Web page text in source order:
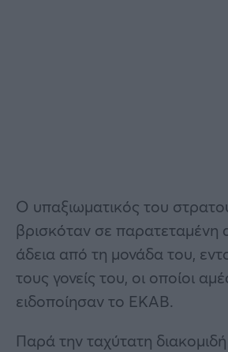
Ο υπαξιωματικός του
βρισκόταν σε παρατεταμένη
άδεια από τη μονάδα του,
τους γονείς του, οι οποίοι
ειδοποίησαν το ΕΚΑΒ.
Παρά την ταχύτατη